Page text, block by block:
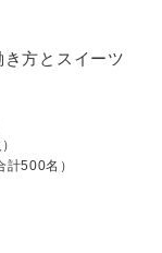
方とスイーツ
500名）